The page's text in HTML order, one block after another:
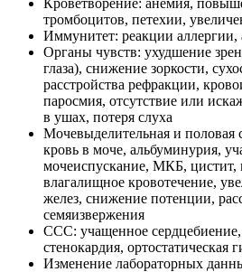
тромбоцитов, петехии,
Иммунитет: реакции аллергии,
Органы чувств: ухудшение
глаза), снижение зоркости,
расстройства рефракции,
паросмия, отсутствие или
в ушах, потеря слуха
Мочевыделительная и
кровь в моче, альбуминурия,
мочеиспускание, МКБ, цистит,
влагалищное кровотечение,
желез, снижение потенции,
семяизвержения
ССС: учащенное
стенокардия, ортостатическая
Изменение лабораторных